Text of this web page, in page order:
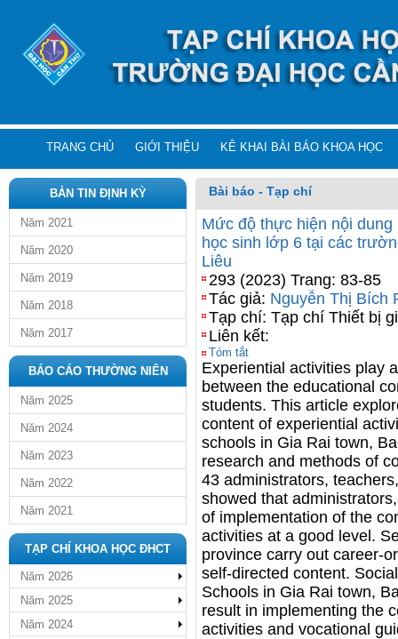
TRANG CHỦ GIỚI THIỆU KÊ KHAI BÀI BÁO KHOA HỌC
BẢN TIN ĐỊNH KỲ
Năm 2021
Năm 2020
Năm 2019
Năm 2018
Năm 2017
BÁO CÁO THƯỜNG NIÊN
Năm 2025
Năm 2024
Năm 2023
Năm 2022
Năm 2021
TẠP CHÍ KHOA HỌC ĐHCT
Năm 2026
Năm 2025
Năm 2024
Bài báo - Tạp chí
Mức độ thực hiện nội
học sinh lớp 6 tại các
Liêu
293 (2023) Trang: 83-85
Tác giả: Nguyễn Thị Bích
Tạp chí: Tạp chí Thiết bị
Liên kết:
Tóm tắt
Experiential activities play
between the educational
students. This article
content of experiential
schools in Gia Rai town,
research and methods of
43 administrators,
showed that
of implementation of the
activities at a good level.
province carry out career-
self-directed content.
Schools in Gia Rai town,
result in implementing the
activities and vocational